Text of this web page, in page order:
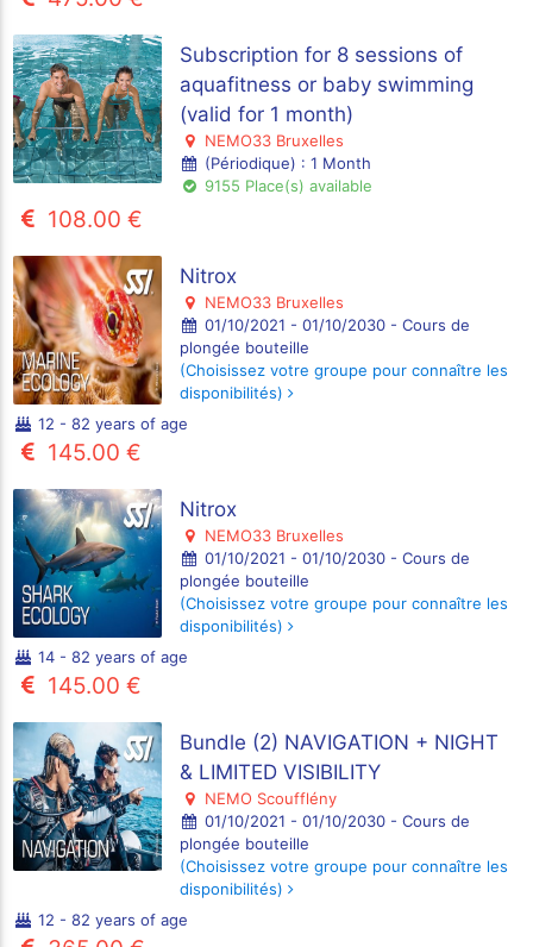
Subscription for 8 sessions of
aquafitness or baby swimming
(valid for 1 month)
NEMO33 Bruxelles
(Périodique) : 1 Month
9155 Place(s) available
108.00 €
Nitrox
NEMO33 Bruxelles
01/10/2021 - 01/10/2030 - Cours de
plongée bouteille
(Choisissez votre groupe pour connaître les
disponibilités)
12 - 82 years of age
145.00 €
Nitrox
NEMO33 Bruxelles
01/10/2021 - 01/10/2030 - Cours de
plongée bouteille
(Choisissez votre groupe pour connaître les
disponibilités)
14 - 82 years of age
145.00 €
Bundle (2) NAVIGATION + NIGHT
& LIMITED VISIBILITY
NEMO Scoufflény
01/10/2021 - 01/10/2030 - Cours de
plongée bouteille
(Choisissez votre groupe pour connaître les
disponibilités)
12 - 82 years of age